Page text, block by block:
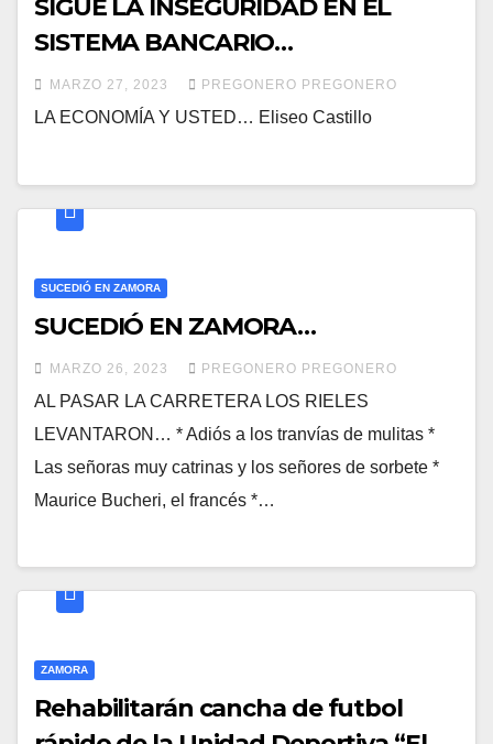
SIGUE LA INSEGURIDAD EN EL
SISTEMA BANCARIO…
MARZO 27, 2023 PREGONERO PREGONERO
LA ECONOMÍA Y USTED… Eliseo Castillo
SUCEDIÓ EN ZAMORA
SUCEDIÓ EN ZAMORA…
MARZO 26, 2023 PREGONERO PREGONERO
AL PASAR LA CARRETERA LOS RIELES
LEVANTARON… * Adiós a los tranvías de mulitas *
Las señoras muy catrinas y los señores de sorbete *
Maurice Bucheri, el francés *…
ZAMORA
Rehabilitarán cancha de futbol